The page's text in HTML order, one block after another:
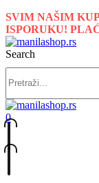
SVIM NAŠIM
ISPORUKU!
Search
0